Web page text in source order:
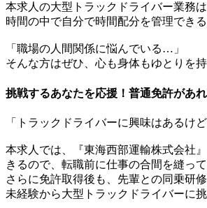
本求人の大型トラックドライバー業務
時間の中で自分で時間配分を管理でき
「職場の人間関係に悩んでいる…」
そんな方はぜひ、心も身体もゆとりを
挑戦するあなたを応援！普通免許があ
「トラックドライバーに興味はあるけ
本求人では、『東海西部運輸株式会社
きるので、転職前に仕事の合間を縫っ
さらに免許取得後も、先輩との同乗研
未経験から大型トラックドライバーに